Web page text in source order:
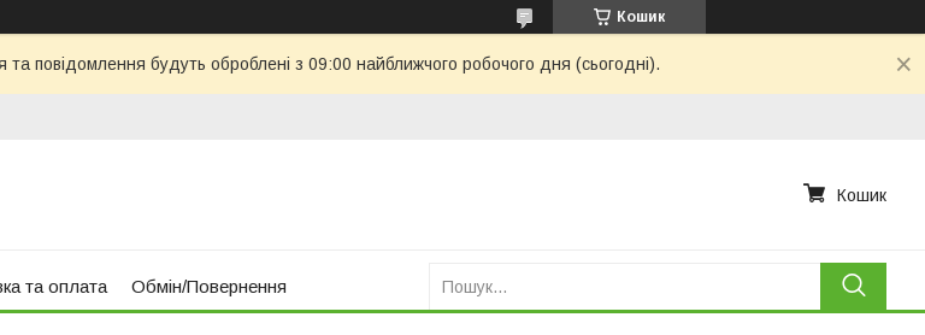
Кошик
та повідомлення будуть оброблені з 09:00 найближчого робочого дня (сьогодні).
Кошик
та оплата Обмін/Повернення